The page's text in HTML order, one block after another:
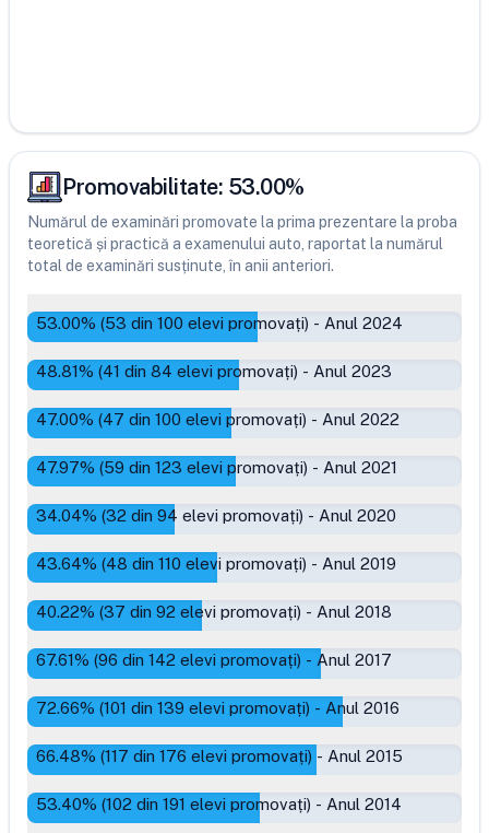
Promovabilitate: 53.00%
Numărul de examinări promovate la prima prezentare la proba
teoretică și practică a examenului auto, raportat la numărul
total de examinări susținute, în anii anteriori.
53.00% (53 din 100 elevi promovați) - Anul 2024
48.81% (41 din 84 elevi promovați) - Anul 2023
47.00% (47 din 100 elevi promovați) - Anul 2022
47.97% (59 din 123 elevi promovați) - Anul 2021
34.04% (32 din 94 elevi promovați) - Anul 2020
43.64% (48 din 110 elevi promovați) - Anul 2019
40.22% (37 din 92 elevi promovați) - Anul 2018
67.61% (96 din 142 elevi promovați) - Anul 2017
72.66% (101 din 139 elevi promovați) - Anul 2016
66.48% (117 din 176 elevi promovați) - Anul 2015
53.40% (102 din 191 elevi promovați) - Anul 2014